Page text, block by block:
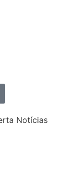
Notícias